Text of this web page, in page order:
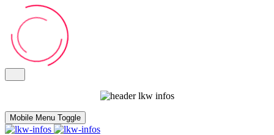
Mobile Menu Toggle